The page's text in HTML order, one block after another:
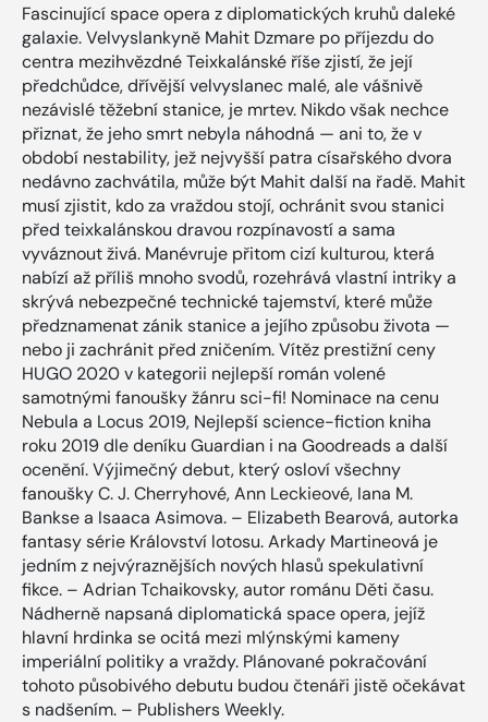
Fascinující space opera z diplomatických kruhů daleké
galaxie. Velvyslankyně Mahit Dzmare po příjezdu do
centra mezihvězdné Teixkalánské říše zjistí, že její
předchůdce, dřívější velvyslanec malé, ale vášnivě
nezávislé těžební stanice, je mrtev. Nikdo však nechce
přiznat, že jeho smrt nebyla náhodná — ani to, že v
období nestability, jež nejvyšší patra císařského dvora
nedávno zachvátila, může být Mahit další na řadě. Mahit
musí zjistit, kdo za vraždou stojí, ochránit svou stanici
před teixkalánskou dravou rozpínavostí a sama
vyváznout živá. Manévruje přitom cizí kulturou, která
nabízí až příliš mnoho svodů, rozehrává vlastní intriky a
skrývá nebezpečné technické tajemství, které může
předznamenat zánik stanice a jejího způsobu života —
nebo ji zachránit před zničením. Vítěz prestižní ceny
HUGO 2020 v kategorii nejlepší román volené
samotnými fanoušky žánru sci-fi! Nominace na cenu
Nebula a Locus 2019, Nejlepší science-fiction kniha
roku 2019 dle deníku Guardian i na Goodreads a další
ocenění. Výjimečný debut, který osloví všechny
fanoušky C. J. Cherryhové, Ann Leckieové, Iana M.
Bankse a Isaaca Asimova. – Elizabeth Bearová, autorka
fantasy série Království lotosu. Arkady Martineová je
jedním z nejvýraznějších nových hlasů spekulativní
fikce. – Adrian Tchaikovsky, autor románu Děti času.
Nádherně napsaná diplomatická space opera, jejíž
hlavní hrdinka se ocitá mezi mlýnskými kameny
imperiální politiky a vraždy. Plánované pokračování
tohoto působivého debutu budou čtenáři jistě očekávat
s nadšením. – Publishers Weekly.